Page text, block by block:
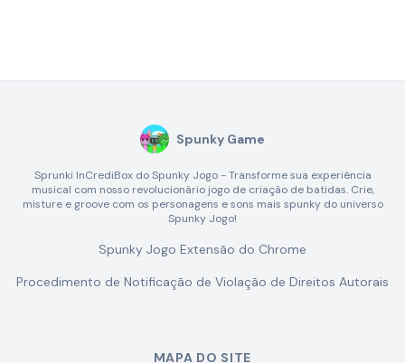
Spunky Game
Sprunki InCrediBox do Spunky Jogo - Transforme sua experiência
musical com nosso revolucionário jogo de criação de batidas. Crie,
misture e groove com os personagens e sons mais spunky do universo
Spunky Jogo!
Spunky Jogo Extensão do Chrome
Procedimento de Notificação de Violação de Direitos Autorais
MAPA DO SITE